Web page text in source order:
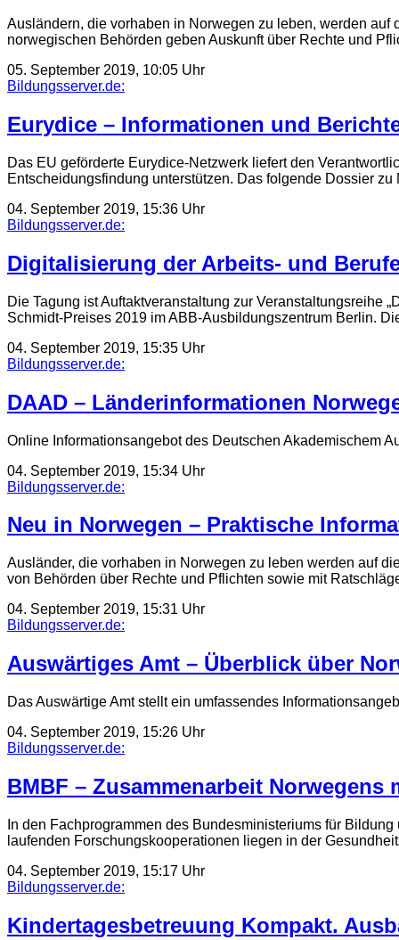
Ausländern, die vorhaben in Norwegen zu leben, werden
norwegischen Behörden geben Auskunft über Rechte und
05. September 2019, 10:05 Uhr
Bildungsserver.de:
Eurydice – Informationen und
Das EU geförderte Eurydice-Netzwerk liefert den
Entscheidungsfindung unterstützen. Das folgende Dossier
04. September 2019, 15:36 Uhr
Bildungsserver.de:
Digitalisierung der Arbeits- und
Die Tagung ist Auftaktveranstaltung zur Veranstaltungsreihe
Schmidt-Preises 2019 im ABB-Ausbildungszentrum Berlin.
04. September 2019, 15:35 Uhr
Bildungsserver.de:
DAAD – Länderinformationen
Online Informationsangebot des Deutschen Akademischem
04. September 2019, 15:34 Uhr
Bildungsserver.de:
Neu in Norwegen – Praktische
Ausländer, die vorhaben in Norwegen zu leben werden auf
von Behörden über Rechte und Pflichten sowie mit
04. September 2019, 15:31 Uhr
Bildungsserver.de:
Auswärtiges Amt – Überblick über
Das Auswärtige Amt stellt ein umfassendes
04. September 2019, 15:26 Uhr
Bildungsserver.de:
BMBF – Zusammenarbeit
In den Fachprogrammen des Bundesministeriums für
laufenden Forschungskooperationen liegen in der
04. September 2019, 15:17 Uhr
Bildungsserver.de:
Kindertagesbetreuung Kompakt.